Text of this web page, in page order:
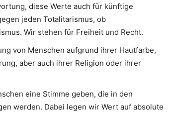
diese Werte auch für künftige
jeden Totalitarismus, ob
Wir stehen für Freiheit und Recht.
von Menschen aufgrund ihrer Hautfarbe,
aber auch ihrer Religion oder ihrer
eine Stimme geben, die in den
werden. Dabei legen wir Wert auf absolute